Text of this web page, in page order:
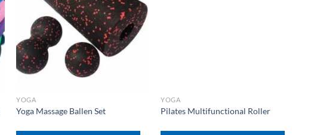
YOGA
Yoga Massage Ballen Set
YOGA
Pilates Multifunctional Roller